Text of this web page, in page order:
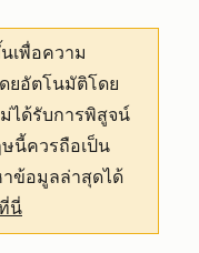
เพื่อความ
ยอัตโนมัติโดย
ได้รับการพิสูจน์
นี้ควรถือเป็น
ข้อมูลล่าสุดได้
นี่